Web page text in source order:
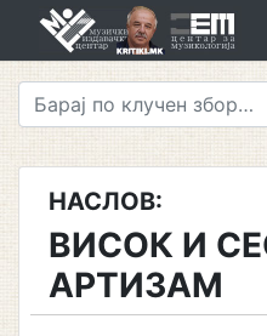
НАСЛОВ:
ВИСОК И
АРТИЗАМ